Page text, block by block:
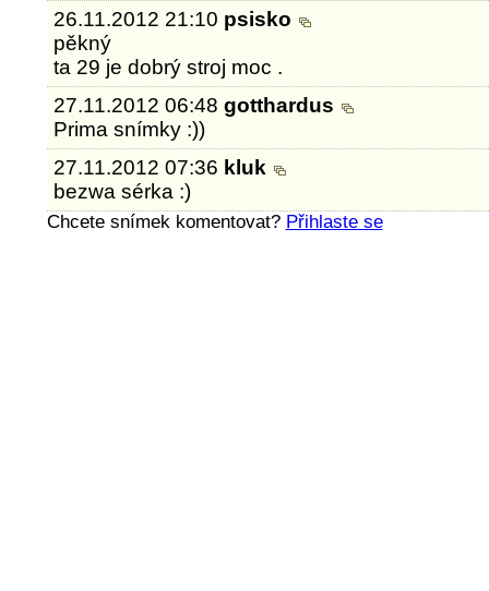
26.11.2012 21:10 psisko
pěkný
ta 29 je dobrý stroj moc .
27.11.2012 06:48gotthardus
Prima snímky :))
27.11.2012 07:36 kluk
bezwa sérka :)
Chcete snímek komentovat? Přihlaste se